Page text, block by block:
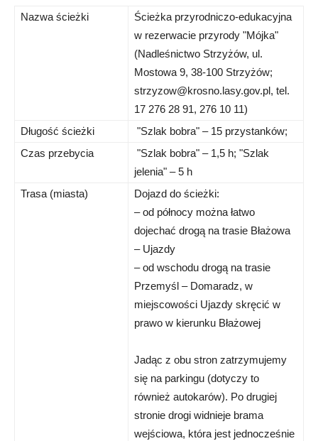
Nazwa ścieżki
Ścieżka przyrodniczo-edukacyjna
w rezerwacie przyrody "Mójka"
(Nadleśnictwo Strzyżów, ul.
Mostowa 9, 38-100 Strzyżów;
strzyzow@krosno.lasy.gov.pl, tel.
17 276 28 91, 276 10 11)
Długość ścieżki
"Szlak bobra" – 15 przystanków;
Czas przebycia
"Szlak bobra" – 1,5 h; "Szlak
jelenia" – 5 h
Trasa (miasta)
Dojazd do ścieżki:
– od północy można łatwo
dojechać drogą na trasie Błażowa
– Ujazdy
– od wschodu drogą na trasie
Przemyśl – Domaradz, w
miejscowości Ujazdy skręcić w
prawo w kierunku Błażowej
Jadąc z obu stron zatrzymujemy
się na parkingu (dotyczy to
również autokarów). Po drugiej
stronie drogi widnieje brama
wejściowa, która jest jednocześnie